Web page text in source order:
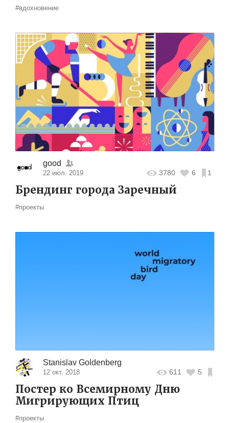
#вдохновение
good
22 июл. 2019 3780 6 1
Брендинг города Заречный
#проекты
Stanislav Goldenberg
12 окт. 2018 611 5
Постер ко Всемирному Дню
Мигрирующих Птиц
#проекты